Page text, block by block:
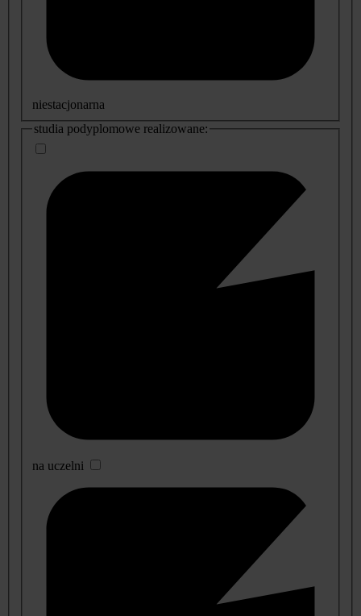
niestacjonarna
studia podyplomowe realizowane:
na uczelni